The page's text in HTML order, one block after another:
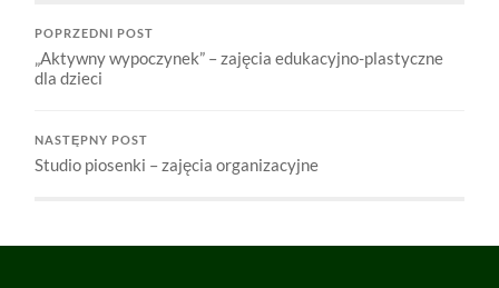
POPRZEDNI POST
„Aktywny wypoczynek” – zajęcia edukacyjno-plastyczne
dla dzieci
NASTĘPNY POST
Studio piosenki – zajęcia organizacyjne